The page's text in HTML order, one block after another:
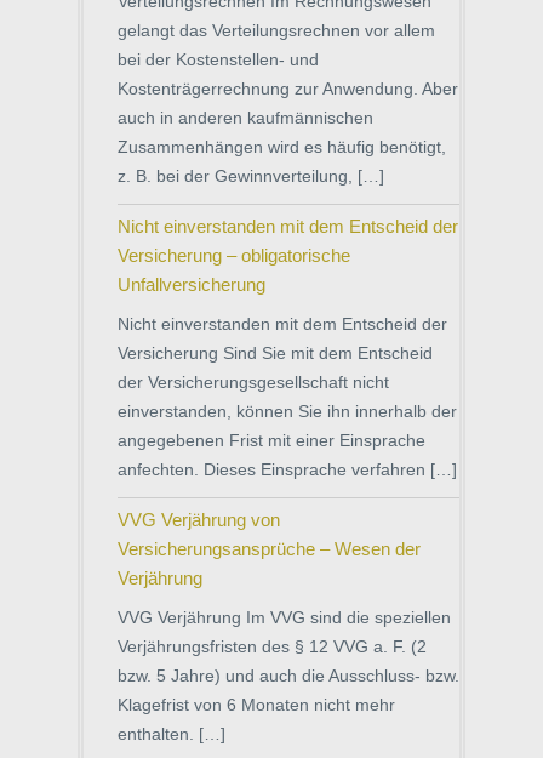
gelangt das Verteilungsrechnen vor allem
bei der Kostenstellen- und
Kostenträgerrechnung zur Anwendung. Aber
auch in anderen kaufmännischen
Zusammenhängen wird es häufig benötigt,
z. B. bei der Gewinnverteilung, […]
Nicht einverstanden mit dem Entscheid der
Versicherung – obligatorische
Unfallversicherung
Nicht einverstanden mit dem Entscheid der
Versicherung Sind Sie mit dem Entscheid
der Versicherungsgesellschaft nicht
einverstanden, können Sie ihn innerhalb der
angegebenen Frist mit einer Einsprache
anfechten. Dieses Einsprache verfahren […]
VVG Verjährung von
Versicherungsansprüche – Wesen der
Verjährung
VVG Verjährung Im VVG sind die speziellen
Verjährungsfristen des § 12 VVG a. F. (2
bzw. 5 Jahre) und auch die Ausschluss- bzw.
Klagefrist von 6 Monaten nicht mehr
enthalten. […]